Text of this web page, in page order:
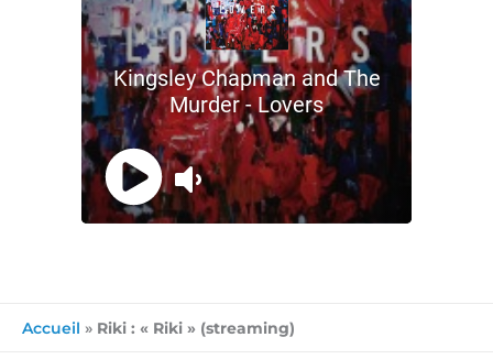
Accueil » Riki : « Riki » (streaming)